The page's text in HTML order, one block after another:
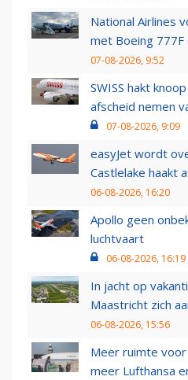
National Airlines
met Boeing
07-08-2026, 9:52
SWISS hakt
afscheid nemen
07-08-2026, 9:09
easyJet wordt
Castlelake haakt
06-08-2026, 16:20
Apollo geen
luchtvaart
06-08-2026, 16:19
In jacht op
Maastricht zich
06-08-2026, 15:56
Meer ruimte
meer Lufthansa